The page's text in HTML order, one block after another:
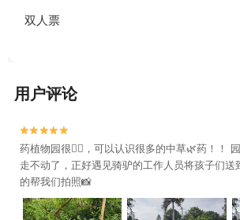
双人票
用户评论


药植物园很👍🏻，可以认识很多的中草🌿药！！
走不动了，正好遇见骑驴的工作人员将孩子们送
的帮我们拍照📸